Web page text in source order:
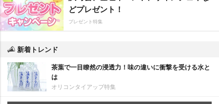
どプレゼント！
プレゼント特集
新着トレンド
茶葉で一目瞭然の浸透力！味の違いに衝撃を受ける水と
は
オリコンタイアップ特集